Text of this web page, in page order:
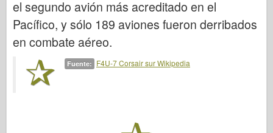
Trompetista
Zvezda
Álbumes-Fotos
Caminar alrededor
Libros
el segundo avión más acreditado en el
Pacífico, y sólo 189 aviones fueron derribados
en combate aéreo.
Fuente: F4U-7 Corsair sur Wikipedia